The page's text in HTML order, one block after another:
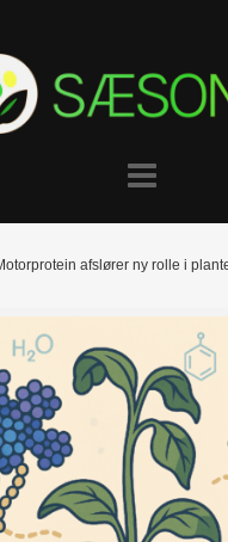
afslører ny rolle i